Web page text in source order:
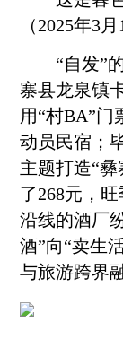
（2025年3
“自发”的
寨县龙泉镇
用“村BA”门
动员民宿；
主题打造“彝
了268元，
沿线的酒厂
酒”向“卖生
与旅游跨界